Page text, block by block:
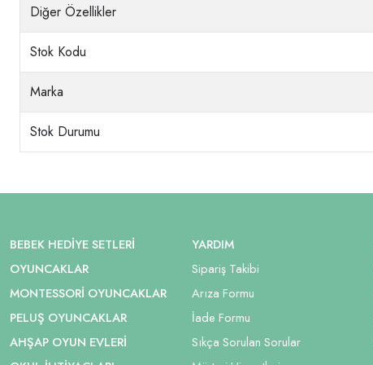
Diğer Özellikler
Stok Kodu
Marka
Stok Durumu
BEBEK HEDIYE SETLERI
OYUNCAKLAR
MONTESSORI OYUNCAKLAR
PELUŞ OYUNCAKLAR
AHŞAP OYUN EVLERI
YARDIM
Sipariş Takibi
Arıza Formu
İade Formu
Sıkça Sorulan Sorular